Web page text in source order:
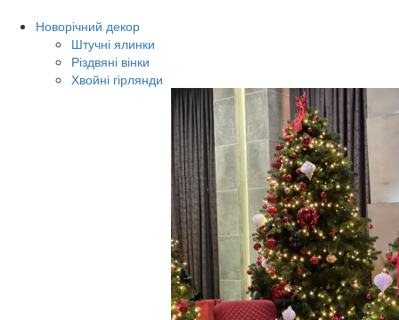
Новорічний декор
Штучні ялинки
Різдвяні вінки
Хвойні гірлянди